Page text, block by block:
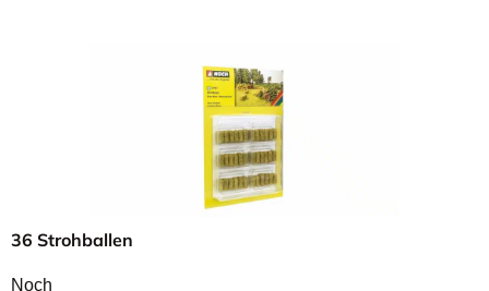
36 Strohballen
Noch